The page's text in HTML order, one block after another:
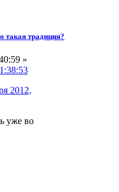
такая традиция?
»
2012,
уже во